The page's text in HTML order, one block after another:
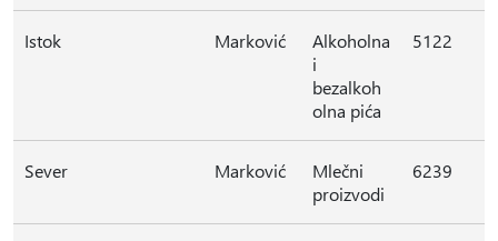
Istok Marković
Alkoholna
i
bezalkoh
olna pića
5122
Sever Marković
Mlečni
proizvodi
6239